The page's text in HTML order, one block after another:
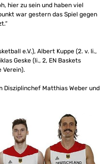
hier zu sein und haben viel
war gestern das Spiel gegen
e.V.), Albert Kuppe (2. v. li.,
Geske (li., 2, EN Baskets
Verein).
Disziplinchef Matthias Weber und